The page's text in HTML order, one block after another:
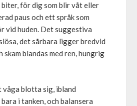
för dig som blir våt eller
paus och ett språk som
vid huden. Det suggestiva
det sårbara ligger bredvid
skam blandas med ren, hungrig
våga blotta sig, ibland
i tanken, och balansera